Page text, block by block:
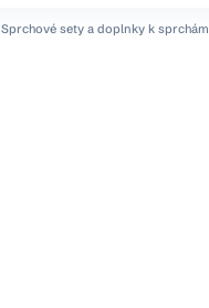
Sprchové sety a doplnky k sprchám